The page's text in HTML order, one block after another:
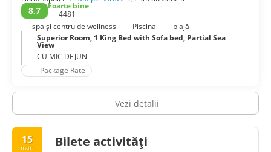
8,7
Foarte bine
4481
spa și centru de wellness
Piscina
plajă
Superior Room, 1 King Bed with Sofa bed, Partial Sea
View
CU MIC DEJUN
Package Rate
Vezi detalii
15
mar. Bilete activități